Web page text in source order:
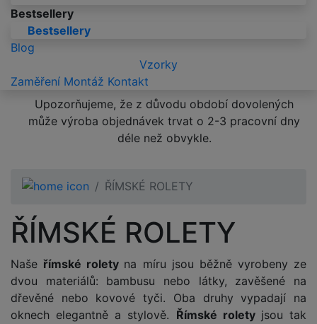
Bestsellery
Bestsellery
Blog
Vzorky
Zaměření Montáž Kontakt
Upozorňujeme, že z důvodu období dovolených
může výroba objednávek trvat o 2-3 pracovní dny
déle než obvykle.
ŘÍMSKÉ ROLETY
ŘÍMSKÉ ROLETY
Naše římské rolety na míru jsou běžně vyrobeny ze
dvou materiálů: bambusu nebo látky, zavěšené na
dřevěné nebo kovové tyči. Oba druhy vypadají na
oknech elegantně a stylově. Římské rolety jsou tak